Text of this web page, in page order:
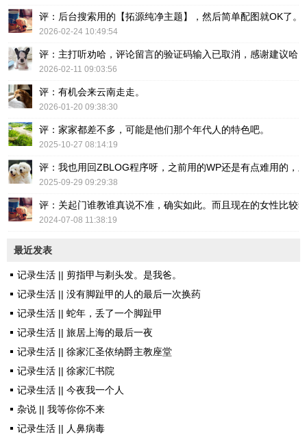
评：后台搜索用的【拓源纯净主题】，然后简单配图就OK了。
2026-02-24 10:49:54
评：主打听劝哈，评论留言的验证码输入已取消，感谢建议哈！
2026-02-11 09:03:56
评：有机会来云南走走。
2026-01-20 09:38:30
评：家家都差不多，可能是他们那个年代人的特色吧。
2025-10-27 08:14:19
评：我也用回ZBLOG程序呀，之前用的WP还是有点难用的，
2025-09-29 09:29:38
评：关起门谁教谁真说不准，确实如此。而且现在的女性比较
2024-07-08 11:38:19
最近发表
记录生活 || 剪指甲与剃头发。是我爸。
记录生活 || 没有脚趾甲的人的最后一次换药
记录生活 || 蛇年，丢了一个脚趾甲
记录生活 || 旅居上海的最后一夜
记录生活 || 徐家汇圣依纳爵主教座堂
记录生活 || 徐家汇书院
记录生活 || 今夜我一个人
杂说 || 我等你你不来
记录生活 || 人鼻病毒